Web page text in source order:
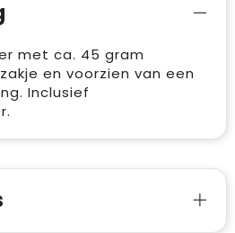
met ca. 45 gram
en voorzien van een
Inclusief